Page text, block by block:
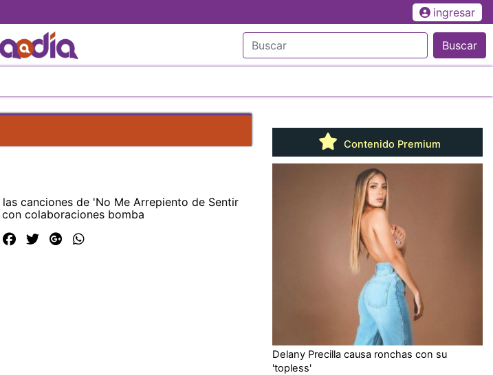
al
contenido
principal
ingresar
Buscar
las canciones de 'No Me Arrepiento de Sentir
colaboraciones bomba
Contenido Premium
Delany Precilla causa ronchas con su
'topless'